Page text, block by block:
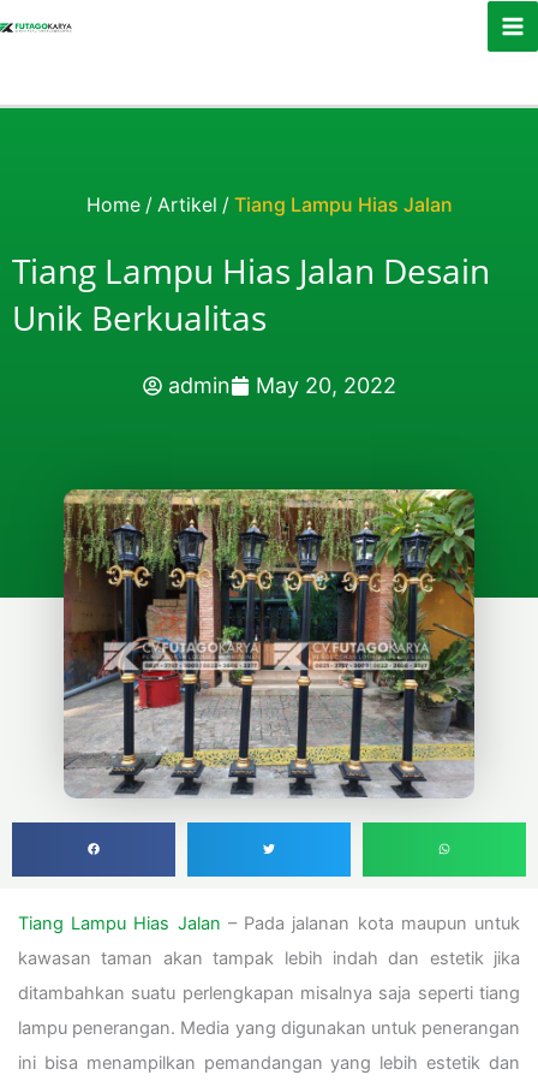
Home / Artikel / Tiang Lampu Hias Jalan
Tiang Lampu Hias Jalan Desain
Unik Berkualitas
admin May 20, 2022
Tiang Lampu Hias Jalan – Pada jalanan kota maupun untuk
kawasan taman akan tampak lebih indah dan estetik jika
ditambahkan suatu perlengkapan misalnya saja seperti tiang
lampu penerangan. Media yang digunakan untuk penerangan
ini bisa menampilkan pemandangan yang lebih estetik dan